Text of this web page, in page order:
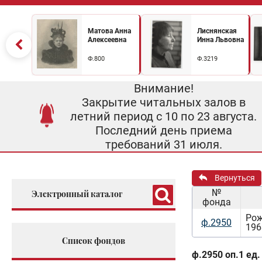
Матова Анна
Алексеевна
Ф.800
Лиснянская
Инна Львовна
Ф.3219
Внимание!
Закрытие читальных залов в
летний период с 10 по 23 августа.
Последний день приема
требований 31 июля.
Электронный каталог
Список фондов
Вернуться
№
фонда
ф.2950
ф.2950 оп.1 ед.